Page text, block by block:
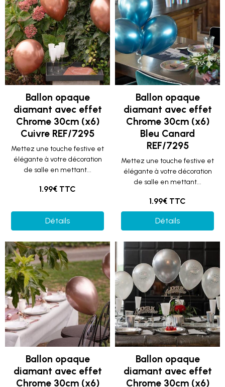
Ballon opaque
diamant avec effet
Chrome 30cm (x6)
Cuivre REF/7295
Mettez une touche festive et
élégante à votre décoration
de salle en mettant...
1.99€ TTC
Détails
Ballon opaque
diamant avec effet
Chrome 30cm (x6)
Bleu Canard
REF/7295
Mettez une touche festive et
élégante à votre décoration
de salle en mettant...
1.99€ TTC
Détails
Ballon opaque
diamant avec effet
Chrome 30cm (x6)
Ballon opaque
diamant avec effet
Chrome 30cm (x6)